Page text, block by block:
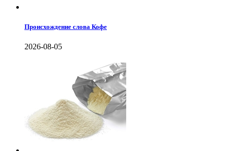
Происхождение слова Кофе
2026-08-05